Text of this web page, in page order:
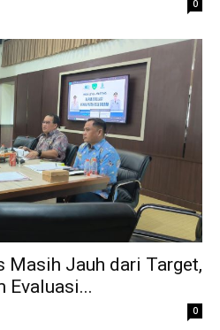
0
Masih Jauh dari Target,
Evaluasi...
0